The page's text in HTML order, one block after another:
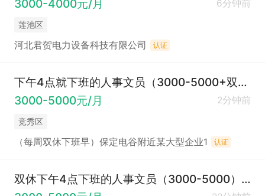
3000-4000元/月
6分钟前
莲池区
河北君贺电力设备科技有限公司 认证
下午4点就下班的人事文员（3000-5000+双休+下班早）
3000-5000元/月
2分钟前
竞秀区
（每周双休下班早）保定电谷附近某大型企业1 认证
双休下午4点下班的人事文员（3000-5000）法定节假日+周六日双休